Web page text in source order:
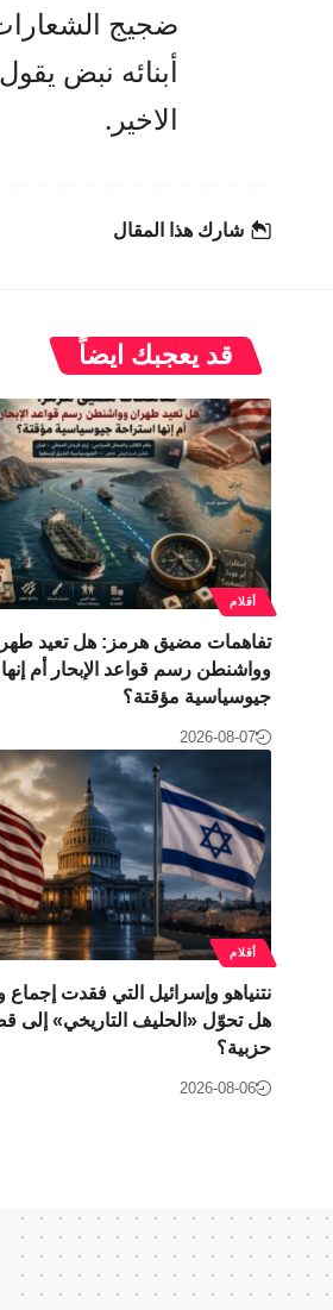
ضجيج
أبنائه نبض
الاخير.
شارك هذا المقال
قد يعجبك ايضاً
أقلام
تفاهمات مضيق هرمز: هل تعيد
وواشنطن رسم قواعد الإبحار أم
جيوسياسية مؤقتة؟
2026-08-07
أقلام
نتنياهو وإسرائيل التي فقدت
هل تحوّل «الحليف التاريخي» إلى
حزبية؟
2026-08-06